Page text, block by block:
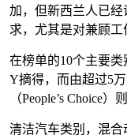
加，但新西兰人已
求，尤其是对兼顾工
在榜单的10个主要
Y摘得，而由超过5
（People’s Choice）
清洁汽车类别，混